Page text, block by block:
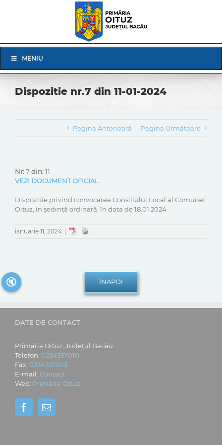
Navigation
MENIU
Dispozitie nr.7 din 11-01-2024
Pagina Anterioară Pagina Următoare
Nr:7 din:11
VEZI DOCUMENT OFICIAL
Dispoziție privind convocarea Consiliului Local al Comunei
Oituz, în ședință ordinară, în data de 18.01.2024
ianuarie 11, 2024
DATE DE CONTACT
Primăria Oituz, Județul Bacău
Telefon: 0234337010
Fax: 0234337503
E-mail: Contact
Web: Primăria Oituz
🔇